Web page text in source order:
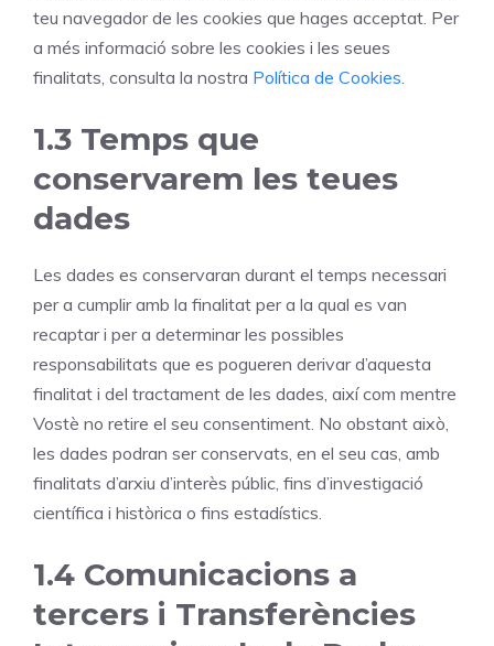
teu navegador de les cookies que hages acceptat. Per
a més informació sobre les cookies i les seues
finalitats, consulta la nostra Política de Cookies.
1.3 Temps que
conservarem les teues
dades
Les dades es conservaran durant el temps necessari
per a cumplir amb la finalitat per a la qual es van
recaptar i per a determinar les possibles
responsabilitats que es pogueren derivar d’aquesta
finalitat i del tractament de les dades, així com mentre
Vostè no retire el seu consentiment. No obstant això,
les dades podran ser conservats, en el seu cas, amb
finalitats d’arxiu d’interès públic, fins d’investigació
científica i històrica o fins estadístics.
1.4 Comunicacions a
tercers i Transferències